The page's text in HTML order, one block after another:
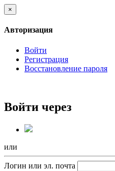
×
Авторизация
Войти
Регистрация
Восстановление пароля
Войти через
или
Логин или эл. почта